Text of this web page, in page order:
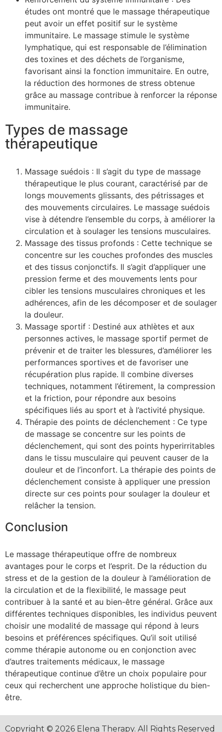
études ont montré que le massage thérapeutique
peut avoir un effet positif sur le système
immunitaire. Le massage stimule le système
lymphatique, qui est responsable de l’élimination
des toxines et des déchets de l’organisme,
favorisant ainsi la fonction immunitaire. En outre,
la réduction des hormones de stress obtenue
grâce au massage contribue à renforcer la réponse
immunitaire.
Types de massage
thérapeutique
Massage suédois : Il s’agit du type de massage
thérapeutique le plus courant, caractérisé par de
longs mouvements glissants, des pétrissages et
des mouvements circulaires. Le massage suédois
vise à détendre l’ensemble du corps, à améliorer la
circulation et à soulager les tensions musculaires.
Massage des tissus profonds : Cette technique se
concentre sur les couches profondes des muscles
et des tissus conjonctifs. Il s’agit d’appliquer une
pression ferme et des mouvements lents pour
cibler les tensions musculaires chroniques et les
adhérences, afin de les décomposer et de soulager
la douleur.
Massage sportif : Destiné aux athlètes et aux
personnes actives, le massage sportif permet de
prévenir et de traiter les blessures, d’améliorer les
performances sportives et de favoriser une
récupération plus rapide. Il combine diverses
techniques, notamment l’étirement, la compression
et la friction, pour répondre aux besoins
spécifiques liés au sport et à l’activité physique.
Thérapie des points de déclenchement : Ce type
de massage se concentre sur les points de
déclenchement, qui sont des points hyperirritables
dans le tissu musculaire qui peuvent causer de la
douleur et de l’inconfort. La thérapie des points de
déclenchement consiste à appliquer une pression
directe sur ces points pour soulager la douleur et
relâcher la tension.
Conclusion
Le massage thérapeutique offre de nombreux
avantages pour le corps et l’esprit. De la réduction du
stress et de la gestion de la douleur à l’amélioration de
la circulation et de la flexibilité, le massage peut
contribuer à la santé et au bien-être général. Grâce aux
différentes techniques disponibles, les individus peuvent
choisir une modalité de massage qui répond à leurs
besoins et préférences spécifiques. Qu’il soit utilisé
comme thérapie autonome ou en conjonction avec
d’autres traitements médicaux, le massage
thérapeutique continue d’être un choix populaire pour
ceux qui recherchent une approche holistique du bien-
être.
Copyright © 2026 Elena Therapy. All Rights Reserved